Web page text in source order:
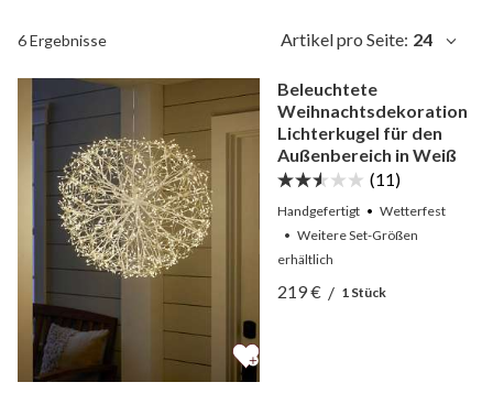
6 Ergebnisse Artikel pro Seite: 24
Beleuchtete
Weihnachtsdekoration
Lichterkugel für den
Außenbereich in Weiß
(11)
Handgefertigt
Wetterfest
• WeitereSet-Größen
erhältlich
Ansicht Beleuchtete
Ansicht Beleuchtete
219 €/ 1 Stück